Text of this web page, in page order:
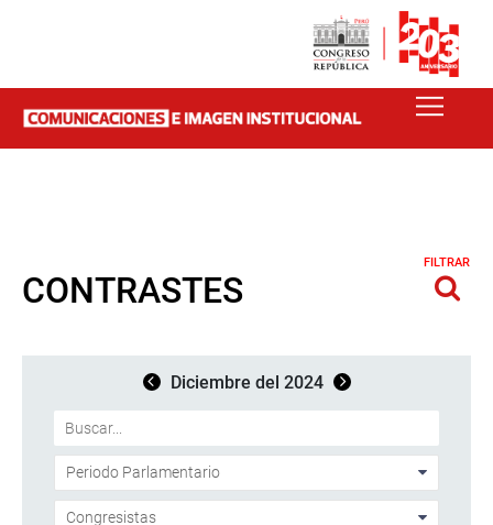
CONTRASTES
FILTRAR
Diciembre del 2024